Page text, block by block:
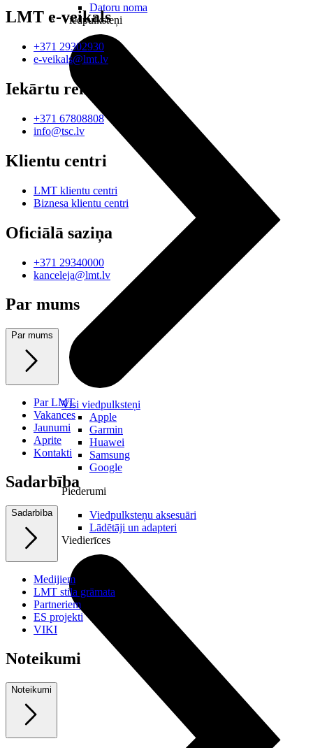
Datoru noma
Viedpulksteņi
Visi viedpulksteņi
Apple
Garmin
Huawei
Samsung
Google
Piederumi
Viedpulksteņu aksesuāri
Lādētāji un adapteri
Viedierīces
LMT e-veikals
+371 29302930
e-veikals@lmt.lv
Iekārtu remonts
+371 67808808
info@tsc.lv
Klientu centri
LMT klientu centri
Biznesa klientu centri
Oficiālā saziņa
+371 29340000
kanceleja@lmt.lv
Par mums
Par mums
Par LMT
Vakances
Jaunumi
Aprite
Kontakti
Sadarbība
Sadarbība
Medijiem
LMT stila grāmata
Partneriem
ES projekti
VIKI
Noteikumi
Noteikumi